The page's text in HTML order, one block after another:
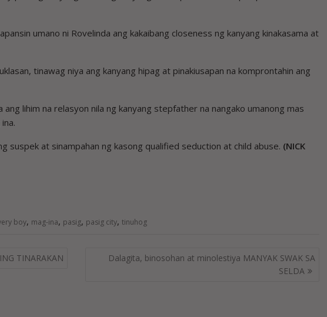
umano ni Rovelinda ang kakaibang closeness ng kanyang kinakasama at
tinawag niya ang kanyang hipag at pinakiusapan na komprontahin ang
ang lihim na relasyon nila ng kanyang stepfather na nangako umanong mas
suspek at sinampahan ng kasong qualified seduction at child abuse. (NICK
boy, mag-ina, pasig, pasig city, tinuhog
TINARAKAN
Dalagita, binosohan at minolestiya MANYAK SWAK SA
SELDA